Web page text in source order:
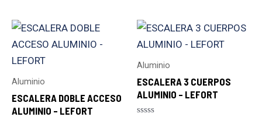
Aluminio
ESCALERA DOBLE ACCESO
ALUMINIO – LEFORT
Aluminio
ESCALERA 3 CUERPOS
ALUMINIO – LEFORT